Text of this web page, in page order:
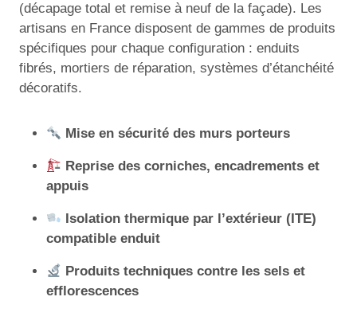
(décapage total et remise à neuf de la façade). Les
artisans en France disposent de gammes de produits
spécifiques pour chaque configuration : enduits
fibrés, mortiers de réparation, systèmes d’étanchéité
décoratifs.
Mise en sécurité des murs porteurs
Reprise des corniches, encadrements et
appuis
Isolation thermique par l’extérieur (ITE)
compatible enduit
Produits techniques contre les sels et
efflorescences